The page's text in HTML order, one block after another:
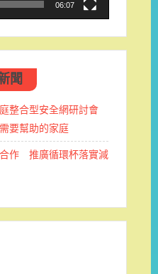
06:07
聞
整合型安全網研討會
要幫助的家庭
作 推廣循環杯落實減